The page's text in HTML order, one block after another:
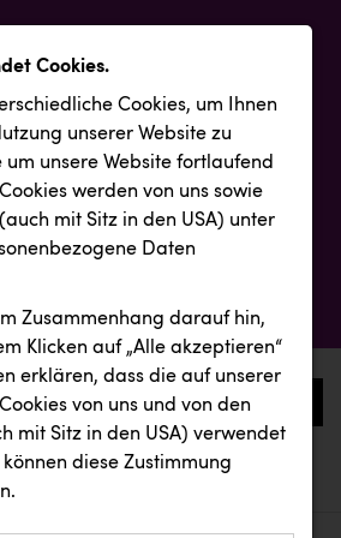
0
Cookies.
Cookies, um Ihnen
unserer Website zu
unsere Website fortlaufend
werden von uns sowie
mit Sitz in den USA) unter
Daten
Zusammenhang darauf hin,
Klicken auf „Alle akzeptieren“
erklären, dass die auf unserer
von uns und von den
mit Sitz in den USA) verwendet
diese Zustimmung